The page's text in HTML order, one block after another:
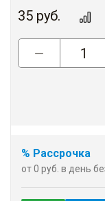
35 руб.
% Рассрочка
от 0 руб. в день